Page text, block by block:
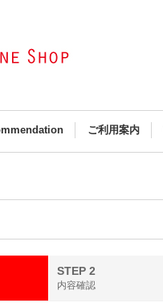
ご利用案内
STEP 2
内容確認